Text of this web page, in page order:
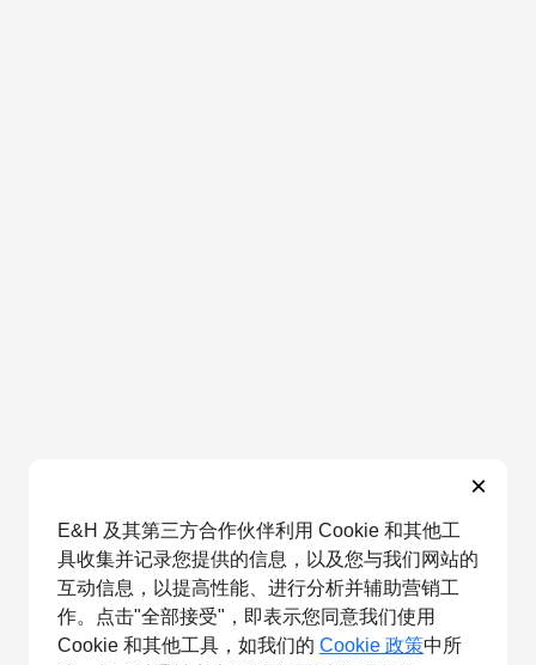
×
E&H 及其第三方合作伙伴利用 Cookie 和其他工
具收集并记录您提供的信息，以及您与我们网站的
互动信息，以提高性能、进行分析并辅助营销工
作。点击"全部接受"，即表示您同意我们使用
Cookie 和其他工具，如我们的 Cookie 政策中所